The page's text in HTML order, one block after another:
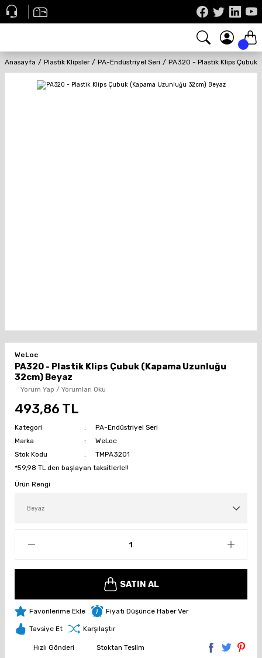
Anasayfa Plastik Klipsler PA-Endüstriyel Seri PA320 - Plastik Klips Çubuk
WeLoc
PA320 - Plastik Klips Çubuk (Kapama Uzunluğu
32cm) Beyaz
Yorum Yap / Yorumları Oku
493,86 TL
Kategori
PA-Endüstriyel Seri
Marka
WeLoc
Stok Kodu
TMPA3201
*59,98 TL den başlayan taksitlerle!!
Ürün Rengi
SATIN AL
Fiyatı Düşünce Haber Ver
Tavsiye Et Karşılaştır
Hızlı Gönderi Stoktan Teslim